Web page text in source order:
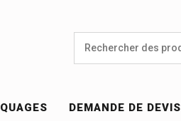
DEMANDE DE DEVIS